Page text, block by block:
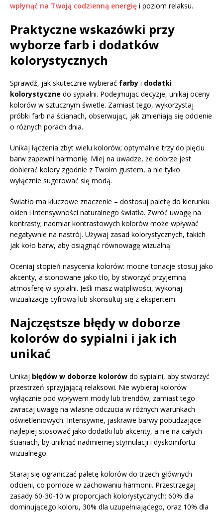
wpłynąć na Twoją codzienną energię i poziom relaksu.
Praktyczne wskazówki przy
wyborze farb i dodatków
kolorystycznych
Sprawdź, jak skutecznie wybierać farby i dodatki
kolorystyczne do sypialni. Podejmując decyzje, unikaj oceny
kolorów w sztucznym świetle. Zamiast tego, wykorzystaj
próbki farb na ścianach, obserwując, jak zmieniają się odcienie
o różnych porach dnia.
Unikaj łączenia zbyt wielu kolorów; optymalnie trzy do pięciu
barw zapewni harmonię. Miej na uwadze, że dobrze jest
dobierać kolory zgodnie z Twoim gustem, a nie tylko
wyłącznie sugerować się modą.
Światło ma kluczowe znaczenie – dostosuj paletę do kierunku
okien i intensywności naturalnego światła. Zwróć uwagę na
kontrasty; nadmiar kontrastowych kolorów może wpływać
negatywnie na nastrój. Używaj zasad kolorystycznych, takich
jak koło barw, aby osiągnąć równowagę wizualną.
Oceniaj stopień nasycenia kolorów: mocne tonacje stosuj jako
akcenty, a stonowane jako tło, by stworzyć przyjemną
atmosferę w sypialni. Jeśli masz wątpliwości, wykonaj
wizualizację cyfrową lub skonsultuj się z ekspertem.
Najczęstsze błędy w doborze
kolorów do sypialni i jak ich
unikać
Unikaj błędów w doborze kolorów do sypialni, aby stworzyć
przestrzeń sprzyjającą relaksowi. Nie wybieraj kolorów
wyłącznie pod wpływem mody lub trendów; zamiast tego
zwracaj uwagę na własne odczucia w różnych warunkach
oświetleniowych. Intensywne, jaskrawe barwy pobudzające
najlepiej stosować jako dodatki lub akcenty, a nie na całych
ścianach, by uniknąć nadmiernej stymulacji i dyskomfortu
wizualnego.
Staraj się ograniczać paletę kolorów do trzech głównych
odcieni, co pomoże w zachowaniu harmonii. Przestrzegaj
zasady 60-30-10 w proporcjach kolorystycznych: 60% dla
dominującego koloru, 30% dla uzupełniającego, oraz 10% dla